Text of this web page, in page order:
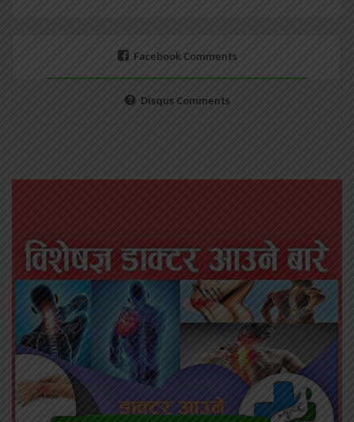
Facebook Comments
Disqus Comments